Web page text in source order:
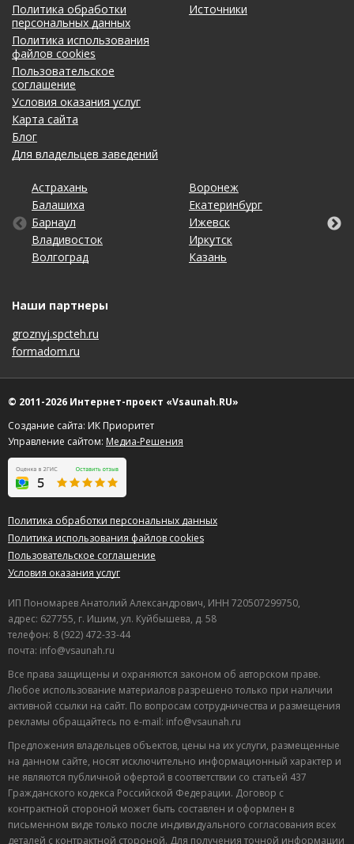
Политика обработки
персональных данных
Политика использования
файлов cookies
Пользовательское
соглашение
Условия оказания услуг
Карта сайта
Блог
Для владельцев заведений
Источники
Астрахань
Балашиха
Барнаул
Владивосток
Волгоград
Воронеж
Екатеринбург
Ижевск
Иркутск
Казань
Калининград
Кемерово
Киров
Краснодар
Красноярск
Липецк
Махачкала
Москва
Набережные Челны
Нижний Новгород
Новосибирск
Омск
Оренбург
Пенза
Пермь
Ростов-на-Дону
Рязань
Самара
Санкт-Петербург
Саратов
Ставрополь
Тольятти
Томск
Тула
Тюмень
Ульяновск
Уфа
Хабаровск
Чебоксары
Челябинск
Ярославль
Наши партнеры
groznyj.spcteh.ru
formadom.ru
© 2011-2026 Интернет-проект «Vsaunah.RU»
Создание сайта: ИК Приоритет
Управление сайтом: Медиа-Решения
Политика обработки персональных данных
Политика использования файлов cookies
Пользовательское соглашение
Условия оказания услуг
ИП Пономарев Анатолий Александрович, ИНН 720507299750,
адрес: 627755, г. Ишим, ул. Куйбышева, д. 58
телефон: 8 (922) 472-33-44
почта: info@vsaunah.ru
Все права защищены и охраняются законом об авторском праве.
Любое использование материалов разрешено только при наличии
активной ссылки на сайт. По вопросам сотрудничества и размещения
рекламы обращайтесь по e-mail: info@vsaunah.ru
Предложения владельцев объектов, цены на их услуги, размещенные
на данном сайте, носят исключительно информационный характер и
не являются публичной офертой в соответствии со статьей 437
Гражданского кодекса Российской Федерации. Договор с
контрактной стороной может быть составлен и оформлен в
письменном виде только после индивидуального согласования всех
деталей с контрактной стороной. Для получения точной информации
Лучшие
спецпредложения